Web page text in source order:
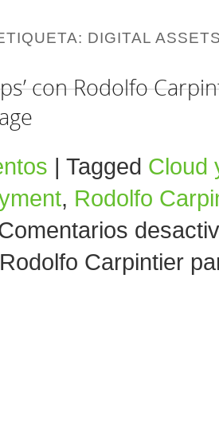
DIGITAL
con Rodolfo
Tagged Cloud
, Rodolfo
Carpintier